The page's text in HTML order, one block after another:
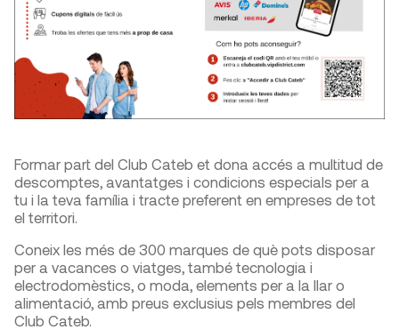
Formar part del Club Cateb et dona accés a multitud de
descomptes, avantatges i condicions especials per a
tu i la teva família i tracte preferent en empreses de tot
el territori.
Coneix les més de 300 marques de què pots disposar
per a vacances o viatges, també tecnologia i
electrodomèstics, o moda, elements per a la llar o
alimentació, amb preus exclusius pels membres del
Club Cateb.